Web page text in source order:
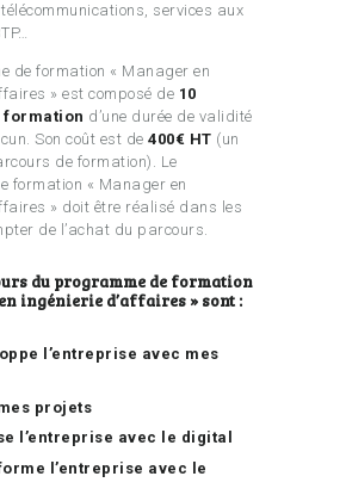
services aux
de formation « Manager en
» est composé de 10
formation d’une durée de validité
Son coût est de 400€ HT (un
de formation). Le
formation « Manager en
» doit être réalisé dans les
de l’achat du parcours.
du programme de formation
ingénierie d’affaires » sont :
l’entreprise avec mes
projets
l’entreprise avec le digital
l’entreprise avec le